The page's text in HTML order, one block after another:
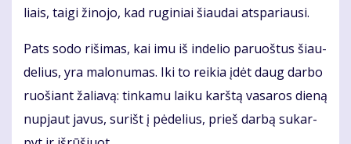
liais, tai­gi ži­no­jo, kad ru­gi­niai šiau­dai at­spa­riau­si.
Pats so­do ri­ši­mas, kai imu iš in­de­lio pa­ruoš­tus šiau­
de­lius, yra ma­lo­nu­mas. Iki to rei­kia įdėt daug dar­bo
ruo­šiant ža­lia­vą: tin­ka­mu lai­ku karš­tą va­sa­ros die­ną
nu­pjaut ja­vus, su­rišt į pė­de­lius, prieš dar­bą su­kar­